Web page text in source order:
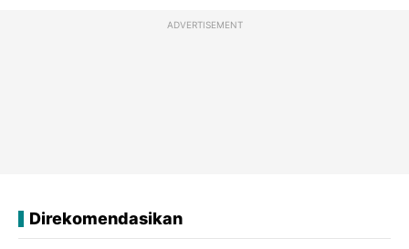
ADVERTISEMENT
Direkomendasikan